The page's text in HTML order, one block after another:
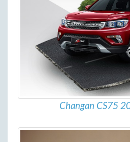
Changan CS75